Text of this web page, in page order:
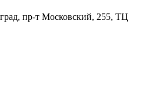
пр-т Московский, 255, ТЦ